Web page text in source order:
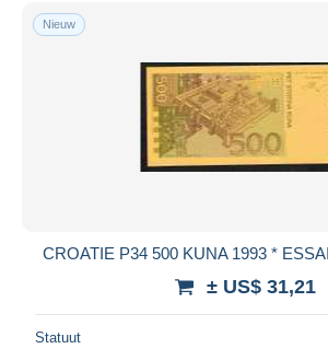
Nieuw
CROATIE P34 500 KUNA 1993 *
± US$ 31,21
Statuut